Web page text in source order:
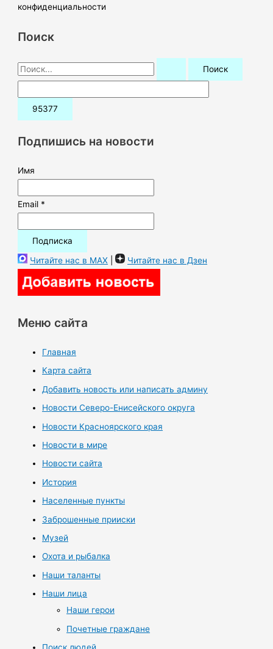
конфиденциальности
Поиск
П
о
и
:Подпишись на новости
Имя
Email *
Читайте нас в MAX | Читайте нас в Дзен
Меню сайта
Главная
Карта сайта
Добавить новость или написать админу
Новости Северо-Енисейского округа
Новости Красноярского края
Новости в мире
Новости сайта
История
Населенные пункты
Заброшенные прииски
Музей
Охота и рыбалка
Наши таланты
Наши лица
Наши герои
Почетные граждане